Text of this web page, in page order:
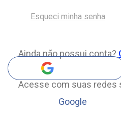
Esqueci minha senha
Ainda não possui conta?
Acesse com suas redes
Google